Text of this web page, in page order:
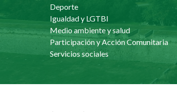
Deporte
Igualdad y LGTBI
Medio ambiente y salud
Participación y Acción Comunitaria
Servicios sociales